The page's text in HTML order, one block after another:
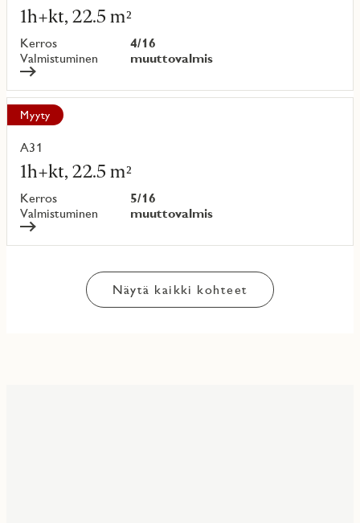
1h+kt, 22.5 m²
Kerros
4/16
Valmistuminen
muuttovalmis
lisää
kohteesta
Myyty
A31
1h+kt, 22.5 m²
Kerros
5/16
Valmistuminen
muuttovalmis
Lue
lisää
kohteesta
Näytä kaikki kohteet